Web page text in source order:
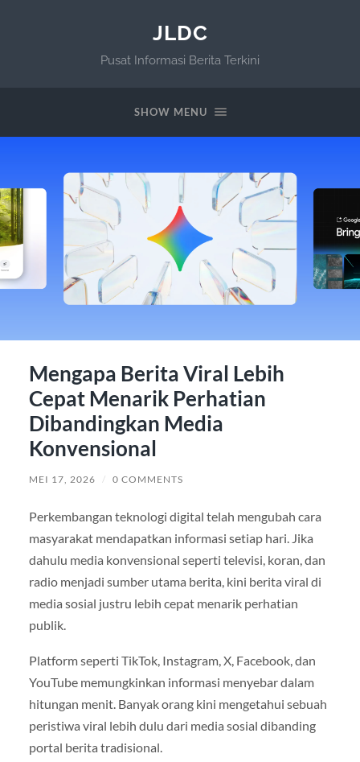
JLDC
Pusat Informasi Berita Terkini
SHOW MENU
Mengapa Berita Viral Lebih
Cepat Menarik Perhatian
Dibandingkan Media
Konvensional
MEI 17, 2026 / 0 COMMENTS
Perkembangan teknologi digital telah mengubah cara
masyarakat mendapatkan informasi setiap hari. Jika
dahulu media konvensional seperti televisi, koran, dan
radio menjadi sumber utama berita, kini berita viral di
media sosial justru lebih cepat menarik perhatian
publik.
Platform seperti TikTok, Instagram, X, Facebook, dan
YouTube memungkinkan informasi menyebar dalam
hitungan menit. Banyak orang kini mengetahui sebuah
peristiwa viral lebih dulu dari media sosial dibanding
portal berita tradisional.